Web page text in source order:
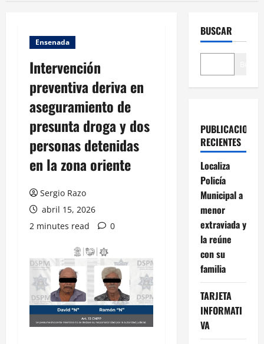
Ensenada
Intervención
preventiva deriva en
aseguramiento de
presunta droga y dos
personas detenidas
en la zona oriente
Sergio Razo
abril 15, 2026
2 minutes read
0
BUSCAR
PUBLICACIONES
RECIENTES
Localiza
Policía
Municipal a
menor
extraviada y
la reúne
con su
familia
TARJETA
INFORMATI
VA